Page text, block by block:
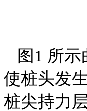
图1 所示
使桩头发
桩尖持力